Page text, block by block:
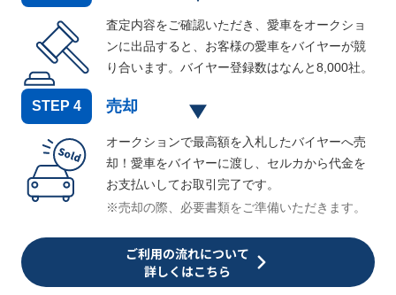
査定内容をご確認いただき、愛車をオークショ
ンに出品すると、お客様の愛車をバイヤーが競
り合います。バイヤー登録数はなんと8,000社。
STEP 4 売却
オークションで最高額を入札したバイヤーへ売
却！愛車をバイヤーに渡し、セルカから代金を
お支払いしてお取引完了です。
※売却の際、必要書類をご準備いただきます。
ご利用の流れについて
詳しくはこちら